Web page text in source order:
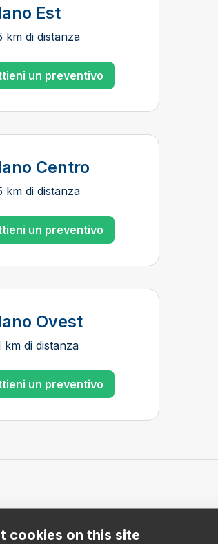
cookies on this site
Est
km di distanza
un preventivo
Centro
km di distanza
un preventivo
Ovest
km di distanza
un preventivo
a